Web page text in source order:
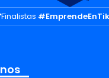
Finalistas